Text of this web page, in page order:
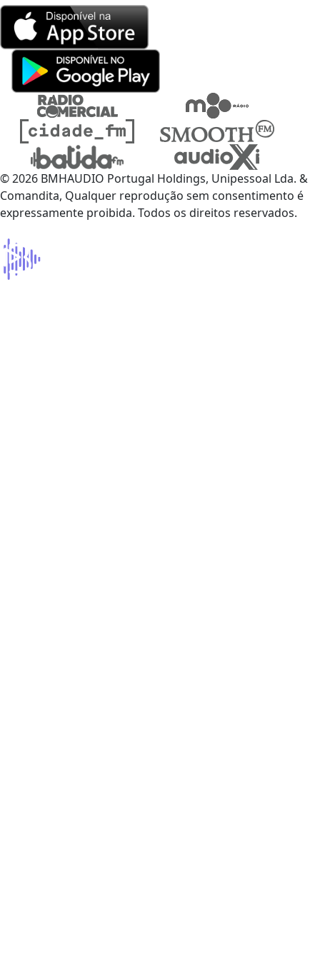
© 2026 BMHAUDIO Portugal Holdings, Unipessoal Lda. &
Comandita, Qualquer reprodução sem consentimento é
expressamente proibida. Todos os direitos reservados.